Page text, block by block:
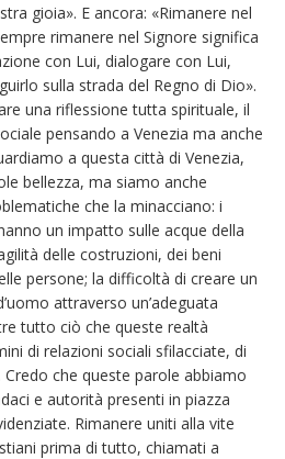
gioia». E ancora: «Rimanere nel
rimanere nel Signore significa
con Lui, dialogare con Lui,
sulla strada del Regno di Dio».
una riflessione tutta spirituale, il
pensando a Venezia ma anche
a questa città di Venezia,
bellezza, ma siamo anche
che la minacciano: i
un impatto sulle acque della
delle costruzioni, dei beni
persone; la difficoltà di creare un
attraverso un’adeguata
tutto ciò che queste realtà
di relazioni sociali sfilacciate, di
che queste parole abbiamo
e autorità presenti in piazza
Rimanere uniti alla vite
prima di tutto, chiamati a